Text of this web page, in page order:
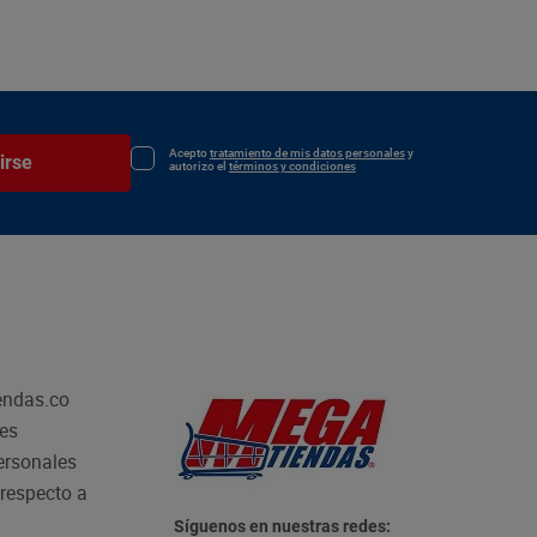
Aceptotratamiento de mis datos personalesy
autorizo el términos y condiciones
a
Síguenos en nuestras redes: